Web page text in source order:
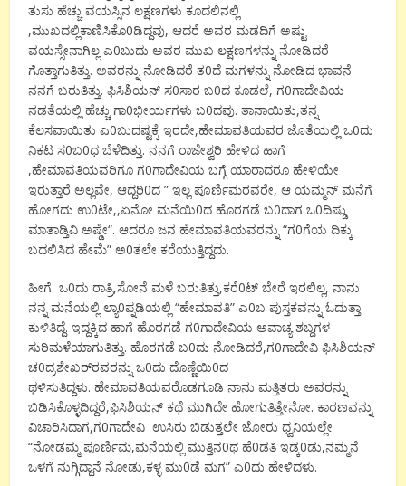
ತುಸು ಹೆಚ್ಚು ವಯಸ್ಸಿನ ಲಕ್ಷಣಗಳು ಕೂದಲಿನಲ್ಲಿ
,ಮುಖದಲ್ಲಿಕಾಣಿಸಿಕೊ0ಡಿದ್ದವು,ಆದರೆ ಅವರ ಮಡದಿಗೆ ಅಷ್ಟು
ವಯಸ್ಸೇನಾಗಿಲ್ಲ ಎ0ಬುದು ಅವರ ಮುಖ ಲಕ್ಷಣಗಳನ್ನು ನೋಡಿದರೆ
ಗೊತ್ತಾಗುತಿತ್ತು.ಅವರನ್ನು ನೋಡಿದರೆ ತ0ದೆ ಮಗಳನ್ನು ನೋಡಿದ ಭಾವನೆ
ನನಗೆ ಬರುತಿತ್ತು.ಫಿಸಿಶಿಯನ್ ಸ0ಸಾರ ಬ0ದ ಕೂಡಲೆ,ಗ0ಗಾದೇವಿಯ
ನಡತೆಯಲ್ಲಿ ಹೆಚ್ಚು ಗಾ0ಭೀರ್ಯಗಳು ಬ0ದವು.ತಾನಾಯಿತು,ತನ್ನ
ಕೆಲಸವಾಯಿತು ಎ0ಬುದಷ್ಟಕ್ಕೆ ಇರದೇ,ಹೇಮಾವತಿಯವರ ಜೊತೆಯಲ್ಲಿ ಒ0ದು
ನಿಕಟ ಸ0ಬ0ಧ ಬೆಳೆದಿತ್ತು.ನನಗೆ ರಾಜೇಶ್ವರಿ ಹೇಳಿದ ಹಾಗೆ
,ಹೇಮಾವತಿಯವರಿಗೂ ಗ0ಗಾದೇವಿಯ ಬಗ್ಗೆ ಯಾರಾದರೂ ಹೇಳಿಯೇ
ಇರುತ್ತಾರೆ ಅಲ್ಲವೇ,ಆದ್ದರಿ0ದ ”ಇಲ್ಲ ಪೂರ್ಣಿಮರವರೇ,ಆ ಯಮ್ಮನ್ ಮನೆಗೆ
ಹೋಗದು ಉ0ಟೇ,,ಏನೋ ಮನೆಯಿ0ದ ಹೊರಗಡೆ ಬ0ದಾಗ ಒ0ದಿಷ್ಡು
ಮಾತಾಡ್ತಿವಿ ಅಷ್ಡೇ“.ಆದರೂ ಜನ ಹೇಮಾವತಿಯವರನ್ನು “ಗ0ಗೆಯ ದಿಕ್ಕು
ಬದಲಿಸಿದ ಹೇಮೆ”ಅ0ತಲೇ ಕರೆಯುತ್ತಿದ್ದದು.
ಹೀಗೆ ಒ0ದು ರಾತ್ರಿ,ಸೋನೆ ಮಳೆ ಬರುತಿತ್ತು,ಕರೆ0ಟ್ ಬೇರೆ ಇರಲಿಲ್ಲ,ನಾನು
ನನ್ನ ಮನೆಯಲ್ಲಿ ಲ್ಯಾ0ಪ್ನಡಿಯಲ್ಲಿ “ಹೇಮಾವತಿ”ಎ0ಬ ಪುಸ್ತಕವನ್ನು ಓದುತ್ತಾ
ಕುಳಿತಿದ್ದೆ.ಇದ್ದಕ್ಕಿದ ಹಾಗೆ ಹೊರಗಡೆ ಗ0ಗಾದೇವಿಯ ಅವಾಚ್ಯ ಶಬ್ದಗಳ
ಸುರಿಮಳೆಯಾಗುತಿತ್ತು.ಹೊರಗಡೆ ಬ0ದು ನೋಡಿದರೆ,ಗ0ಗಾದೇವಿ ಫಿಸಿಶಿಯನ್
ಚ0ದ್ರಶೇಖರ್ರವರನ್ನು ಒ0ದು ದೊಣ್ಣೆಯಿ0ದ
ಥಳಿಸುತಿದ್ದಳು.ಹೇಮಾವತಿಯವರೊಡಗೂಡಿ ನಾನು ಮತ್ತಿತರು ಅವರನ್ನು
ಬಿಡಿಸಿಕೊಳ್ಳದಿದ್ದರೆ,ಫಿಸಿಶಿಯನ್ ಕಥೆ ಮುಗಿದೇ ಹೋಗುತಿತ್ತೇನೋ.ಕಾರಣವನ್ನು
ವಿಚಾರಿಸಿದಾಗ,ಗ0ಗಾದೇವಿ ಉಸಿರು ಬಿಡುತ್ತಲೇ ಜೋರು ಧ್ವನಿಯಲ್ಲೇ
“ನೋಡಮ್ಮ ಪೂರ್ಣಿಮ,ಮನೆಯಲ್ಲಿ ಮುತ್ತಿನ0ಥ ಹೆ0ಡತಿ ಇಡ್ಕ0ಡು,ನಮ್ಮನೆ
ಒಳಗೆ ನುಗ್ಗಿದ್ದಾನೆ ನೋಡು,ಕಳ್ಳ ಮು0ಡೆ ಮಗ”ಎ0ದು ಹೇಳಿದಳು.